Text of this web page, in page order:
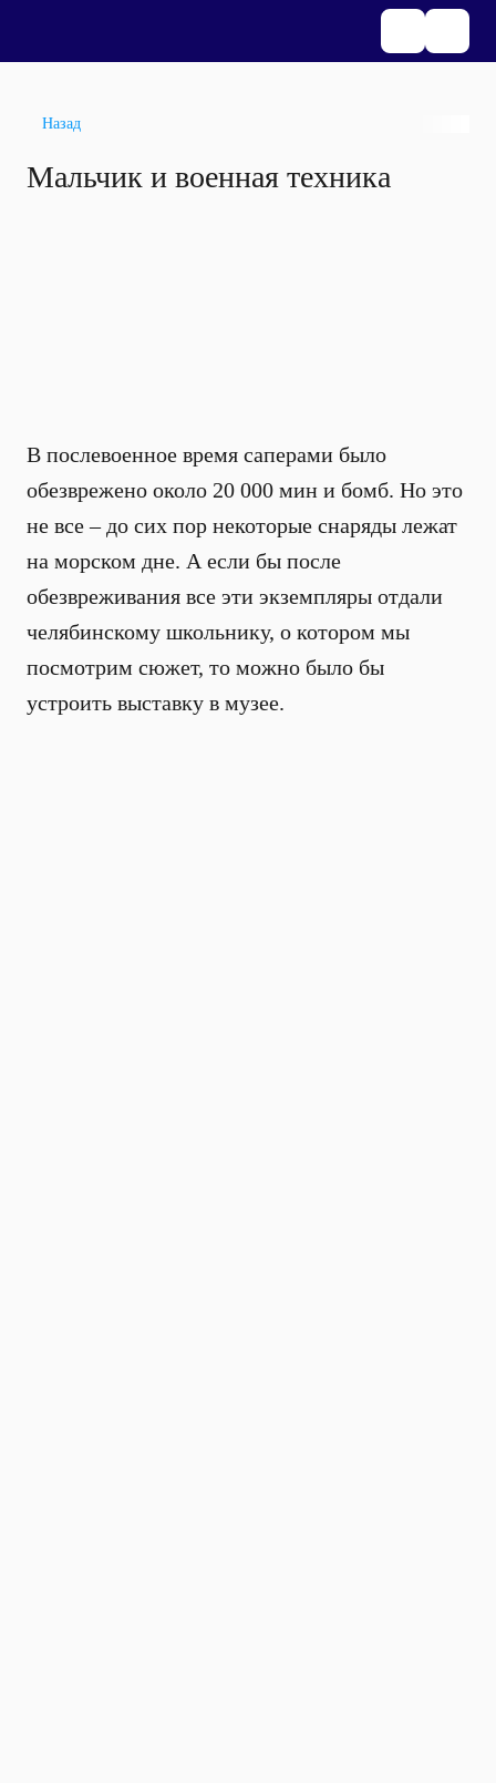
Назад
Мальчик и военная техника
В послевоенное время саперами было
обезврежено около 20 000 мин и бомб. Но это
не все – до сих пор некоторые снаряды лежат
на морском дне. А если бы после
обезвреживания все эти экземпляры отдали
челябинскому школьнику, о котором мы
посмотрим сюжет, то можно было бы
устроить выставку в музее.